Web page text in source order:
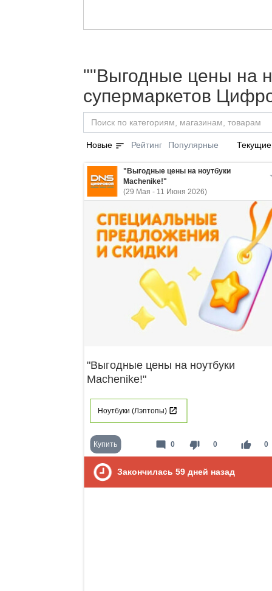
""Выгодные цены на
супермаркетов
Новые sort Рейтинг Популярные Текущие
"Выгодные цены на ноутбуки
Machenike!"
(29 Мая - 11 Июня 2026)
"Выгодные цены на ноутбуки
Machenike!"
Ноутбуки (Лэптопы)
Купить thumb_down 0 thumb_up 0
mode_comment 0
Закончилась 59 дней назад